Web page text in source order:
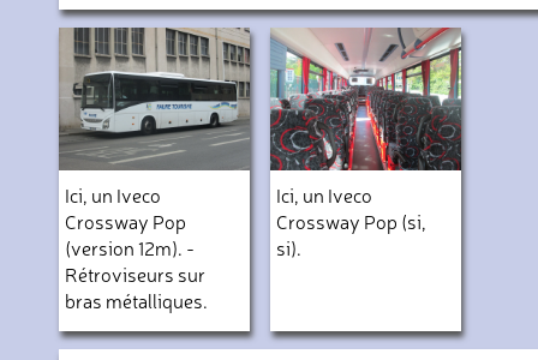
Ici, un Iveco
Crossway Pop
(version 12m). -
Rétroviseurs sur
bras métalliques.
Ici, un Iveco
Crossway Pop (si,
si).